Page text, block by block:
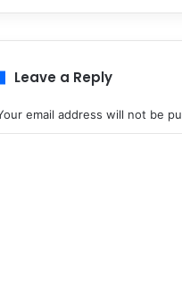
Leave a Reply
email address will not be